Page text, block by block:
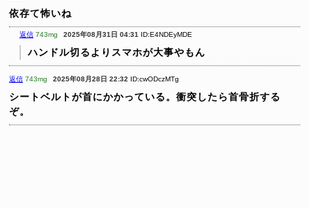
依存て怖いね
返信 743mg 2025年08月31日 04:31 ID:E4NDEyMDE
ハンドル切るよりスマホが大事やもん
返信 743mg 2025年08月28日 22:32 ID:cwODczMTg
シートベルトが首にかかっている。衝突したら首骨折する
ぞ。